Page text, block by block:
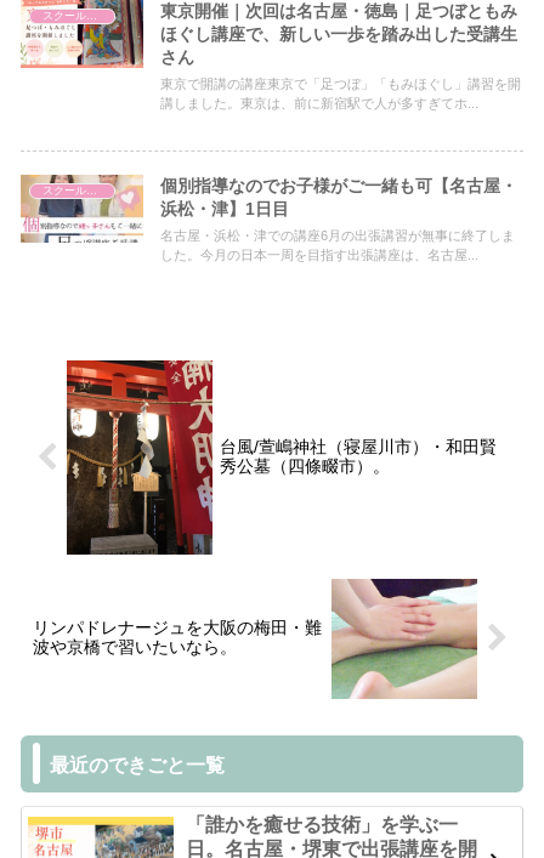
東京開催｜次回は名古屋・徳島｜足つぼともみ
ほぐし講座で、新しい一歩を踏み出した受講生
さん
東京で開講の講座東京で「足つぼ」「もみほぐし」講習を開
講しました。東京は、前に新宿駅で人が多すぎてホ...
個別指導なのでお子様がご一緒も可【名古屋・
浜松・津】1日目
名古屋・浜松・津での講座6月の出張講習が無事に終了しま
した。今月の日本一周を目指す出張講座は、名古屋...
台風/萱嶋神社（寝屋川市）・和田賢
秀公墓（四條畷市）。
リンパドレナージュを大阪の梅田・難
波や京橋で習いたいなら。
最近のできごと一覧
「誰かを癒せる技術」を学ぶ一
日。名古屋・堺東で出張講座を開